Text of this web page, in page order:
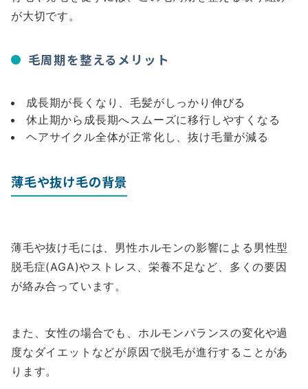
が大切です。
毛周期を整えるメリット
成長期が長くなり、毛髪がしっかり伸びる
休止期から成長期へスムーズに移行しやすくなる
ヘアサイクル全体が正常化し、抜け毛量が減る
薄毛や抜け毛の背景
薄毛や抜け毛には、男性ホルモンの影響による男性型
脱毛症(AGA)やストレス、栄養不足など、多くの要因
が絡み合っています。
また、女性の場合でも、ホルモンバランスの変化や過
度なダイエットなどが原因で脱毛が進行することがあ
ります。